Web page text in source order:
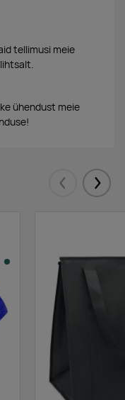
tellimusi meie
ühendust meie
Eelmised